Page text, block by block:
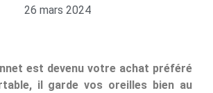
26 mars 2024
est devenu votre achat préféré
il garde vos oreilles bien au